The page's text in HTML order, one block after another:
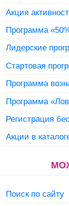
Акция
Программа
Лидерские
Стартовая
Программа
Программа
Регистрация
Акции в
Поиск по сайту